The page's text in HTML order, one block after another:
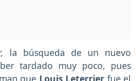
la búsqueda de un nuevo
tardado muy poco, pues
que Louis Leterrier fue el